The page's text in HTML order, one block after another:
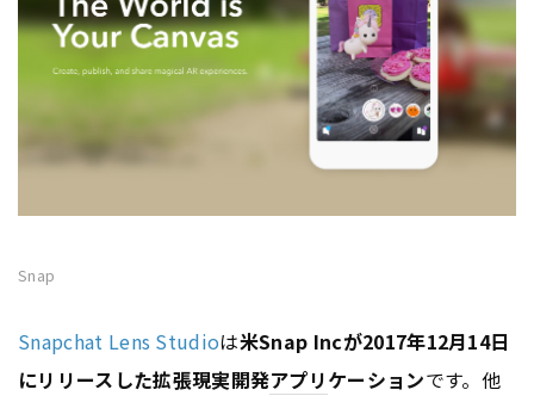
Snap
Snapchat Lens Studioは米Snap Incが2017年12月14日
にリリースした拡張現実開発アプリケーションです。他